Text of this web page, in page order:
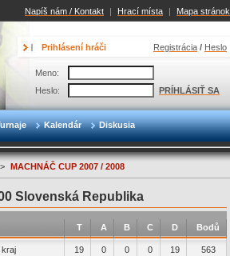
Napíš nám / Kontakt | Hrací místa | Mapa stránok
Kalendár Diskusia
Prihlásení hráči Registrácia / Heslo
Meno:
Heslo:
PRÍHLÁSIŤ SA
> MACHNÁČ CUP 2007 / 2008
Slovenská Republika
T A B C D Bodů
kraj 19 0 0 0 19 563